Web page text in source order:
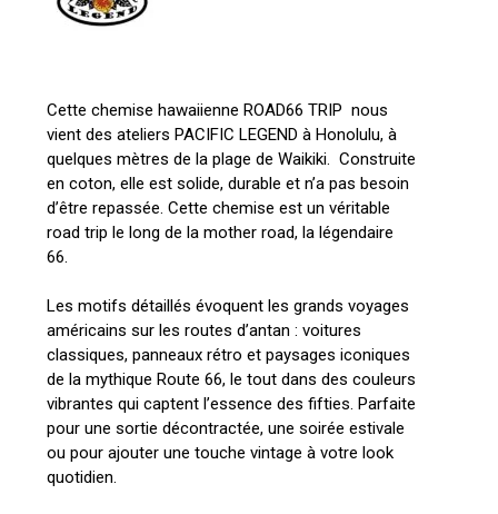
Cette chemise hawaiienne ROAD66 TRIP nous
vient des ateliers PACIFIC LEGEND à Honolulu, à
quelques mètres de la plage de Waikiki. Construite
en coton, elle est solide, durable et n’a pas besoin
d’être repassée. Cette chemise est un véritable
road trip le long de la mother road, la légendaire
66.
Les motifs détaillés évoquent les grands voyages
américains sur les routes d’antan : voitures
classiques, panneaux rétro et paysages iconiques
de la mythique Route 66, le tout dans des couleurs
vibrantes qui captent l’essence des fifties. Parfaite
pour une sortie décontractée, une soirée estivale
ou pour ajouter une touche vintage à votre look
quotidien.